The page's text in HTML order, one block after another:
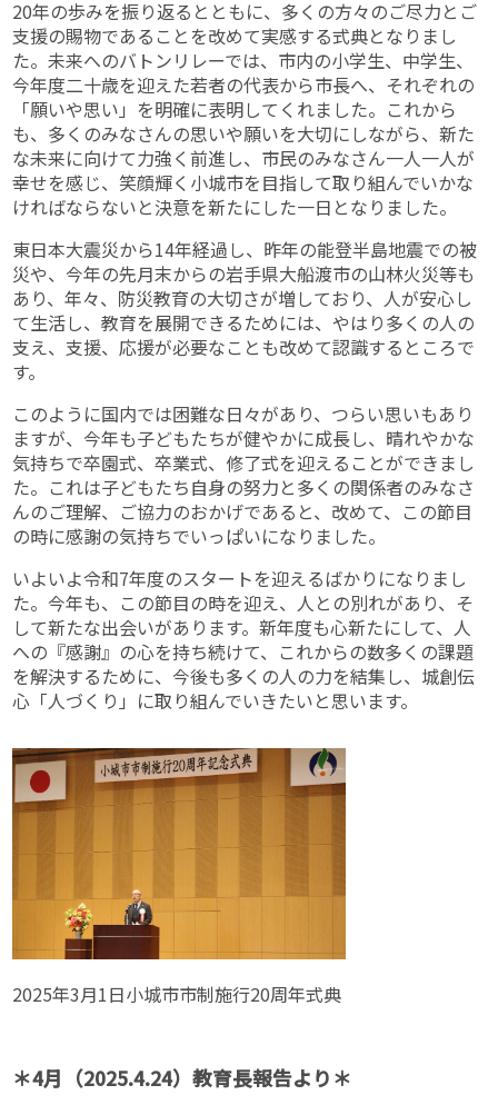
20年の歩みを振り返るとともに、多くの方々のご尽力とご
支援の賜物であることを改めて実感する式典となりまし
た。未来へのバトンリレーでは、市内の小学生、中学生、
今年度二十歳を迎えた若者の代表から市長へ、それぞれの
「願いや思い」を明確に表明してくれました。これから
も、多くのみなさんの思いや願いを大切にしながら、新た
な未来に向けて力強く前進し、市民のみなさん一人一人が
幸せを感じ、笑顔輝く小城市を目指して取り組んでいかな
ければならないと決意を新たにした一日となりました。
東日本大震災から14年経過し、昨年の能登半島地震での被
災や、今年の先月末からの岩手県大船渡市の山林火災等も
あり、年々、防災教育の大切さが増しており、人が安心し
て生活し、教育を展開できるためには、やはり多くの人の
支え、支援、応援が必要なことも改めて認識するところで
す。
このように国内では困難な日々があり、つらい思いもあり
ますが、今年も子どもたちが健やかに成長し、晴れやかな
気持ちで卒園式、卒業式、修了式を迎えることができまし
た。これは子どもたち自身の努力と多くの関係者のみなさ
んのご理解、ご協力のおかげであると、改めて、この節目
の時に感謝の気持ちでいっぱいになりました。
いよいよ令和7年度のスタートを迎えるばかりになりまし
た。今年も、この節目の時を迎え、人との別れがあり、そ
して新たな出会いがあります。新年度も心新たにして、人
への『感謝』の心を持ち続けて、これからの数多くの課題
を解決するために、今後も多くの人の力を結集し、城創伝
心「人づくり」に取り組んでいきたいと思います。
2025年3月1日小城市市制施行20周年式典
＊4月（2025.4.24）教育長報告より＊